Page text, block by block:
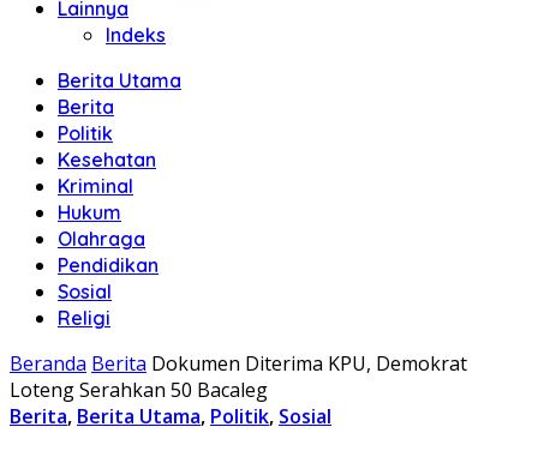
Lainnya
Indeks
Berita Utama
Berita
Politik
Kesehatan
Kriminal
Hukum
Olahraga
Pendidikan
Sosial
Religi
Beranda Berita Dokumen Diterima KPU, Demokrat
Loteng Serahkan 50 Bacaleg
Berita, Berita Utama, Politik, Sosial